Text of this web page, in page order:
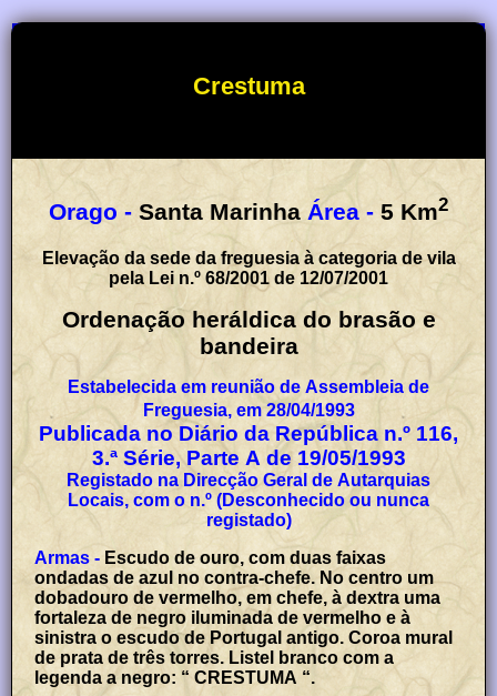
Crestuma
Orago - Santa Marinha Área - 5 Km2
Elevação da sede da freguesia à categoria de vila
pela Lei n.º 68/2001 de 12/07/2001
Ordenação heráldica do brasão e
bandeira
Estabelecida em reunião de Assembleia de
Freguesia, em 28/04/1993
Publicada no Diário da República n.º 116,
3.ª Série, Parte A de 19/05/1993
Registado na Direcção Geral de Autarquias
Locais, com o n.º (Desconhecido ou nunca
registado)
Armas - Escudo de ouro, com duas faixas
ondadas de azul no contra-chefe. No centro um
dobadouro de vermelho, em chefe, à dextra uma
fortaleza de negro iluminada de vermelho e à
sinistra o escudo de Portugal antigo. Coroa mural
de prata de três torres. Listel branco com a
legenda a negro: “ CRESTUMA “.